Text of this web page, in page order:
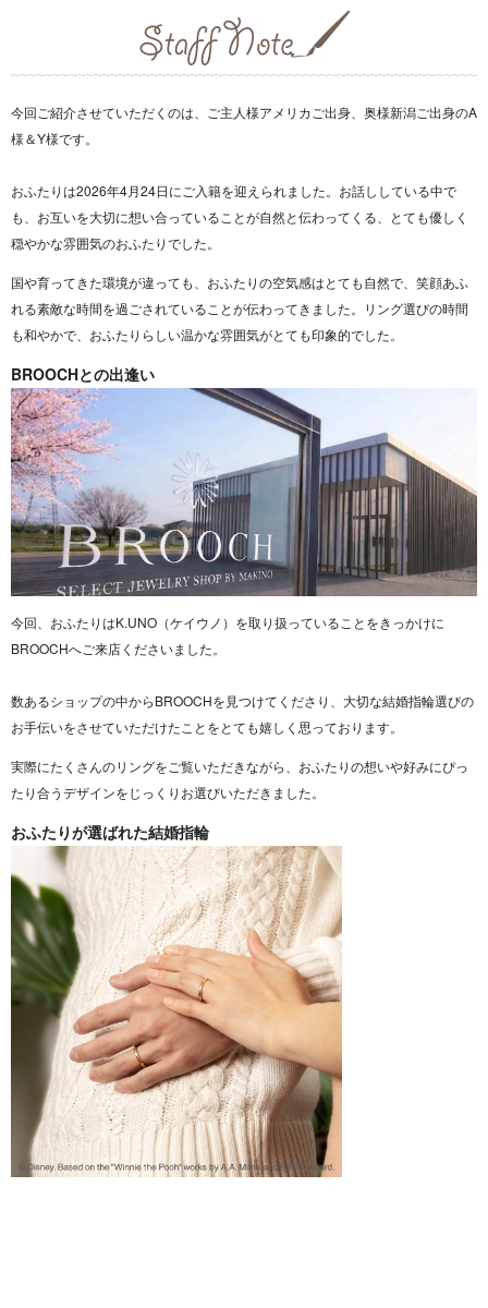
今回ご紹介させていただくのは、ご主人様アメリカご出身、奥様新潟ご出身のA
様＆Y様です。
おふたりは2026年4月24日にご入籍を迎えられました。お話ししている中で
も、お互いを大切に想い合っていることが自然と伝わってくる、とても優しく
穏やかな雰囲気のおふたりでした。
国や育ってきた環境が違っても、おふたりの空気感はとても自然で、笑顔あふ
れる素敵な時間を過ごされていることが伝わってきました。リング選びの時間
も和やかで、おふたりらしい温かな雰囲気がとても印象的でした。
BROOCHとの出逢い
今回、おふたりはK.UNO（ケイウノ）を取り扱っていることをきっかけに
BROOCHへご来店くださいました。
数あるショップの中からBROOCHを見つけてくださり、大切な結婚指輪選びの
お手伝いをさせていただけたことをとても嬉しく思っております。
実際にたくさんのリングをご覧いただきながら、おふたりの想いや好みにぴっ
たり合うデザインをじっくりお選びいただきました。
おふたりが選ばれた結婚指輪